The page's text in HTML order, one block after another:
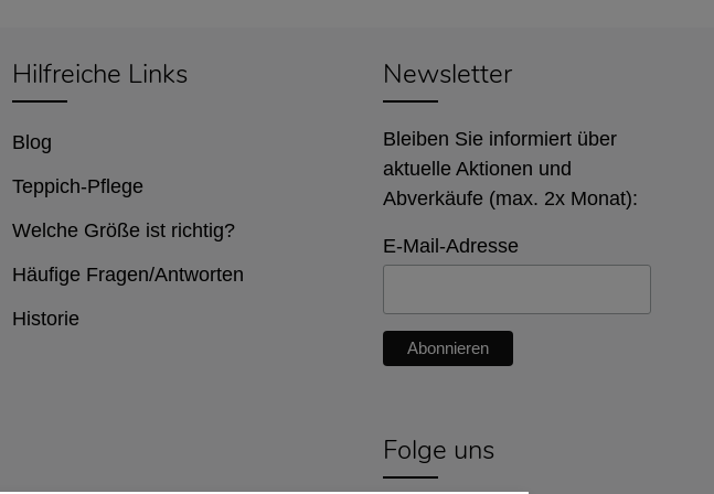
Newsletter
Bleiben Sie informiert über
aktuelle Aktionen und
Abverkäufe (max. 2x Monat):
E-Mail-Adresse
Folge uns
Hilfreiche Links
Blog
Teppich-Pflege
Welche Größe ist richtig?
Häufige Fragen/Antworten
Historie